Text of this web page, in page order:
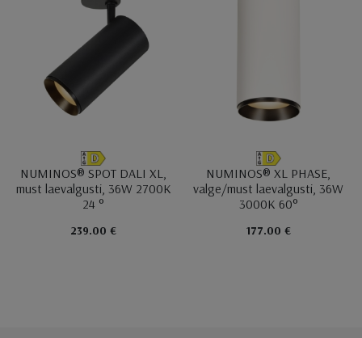
NUMINOS® SPOT DALI XL,
must laevalgusti, 36W 2700K
24 °
239.00 €
NUMINOS® XL PHASE,
valge/must laevalgusti, 36W
3000K 60°
177.00 €